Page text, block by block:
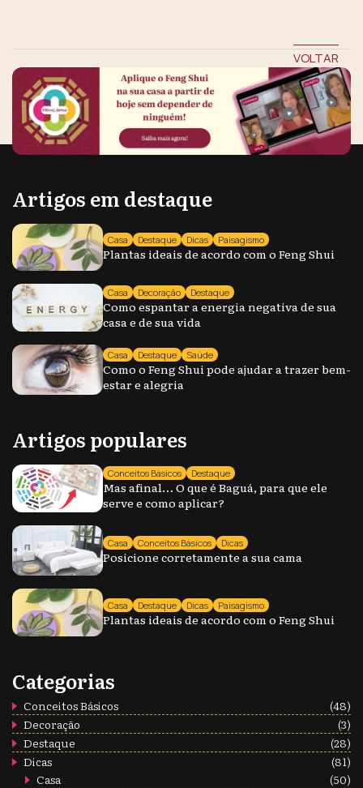
VOLTAR
Artigos em destaque
Casa Destaque Dicas Paisagismo
Plantas ideais de acordo com o Feng Shui
Casa Decoração Destaque
Como espantar a energia negativa de sua
casa e de sua vida
Casa Destaque Saúde
Como o Feng Shui pode ajudar a trazer bem-
estar e alegria
Artigos populares
Conceitos Básicos Destaque
Mas afinal… O que é Baguá, para que ele
serve e como aplicar?
Casa Conceitos Básicos Dicas
Posicione corretamente a sua cama
Casa Destaque Dicas Paisagismo
Plantas ideais de acordo com o Feng Shui
Categorias
Conceitos Básicos
(48)
Decoração
(3)
Destaque
(28)
Dicas
(81)
Casa
(50)